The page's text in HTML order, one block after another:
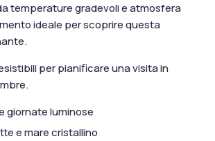
temperature gradevoli e atmosfera
ideale per scoprire questa
per pianificare una visita in
giornate luminose
e mare cristallino